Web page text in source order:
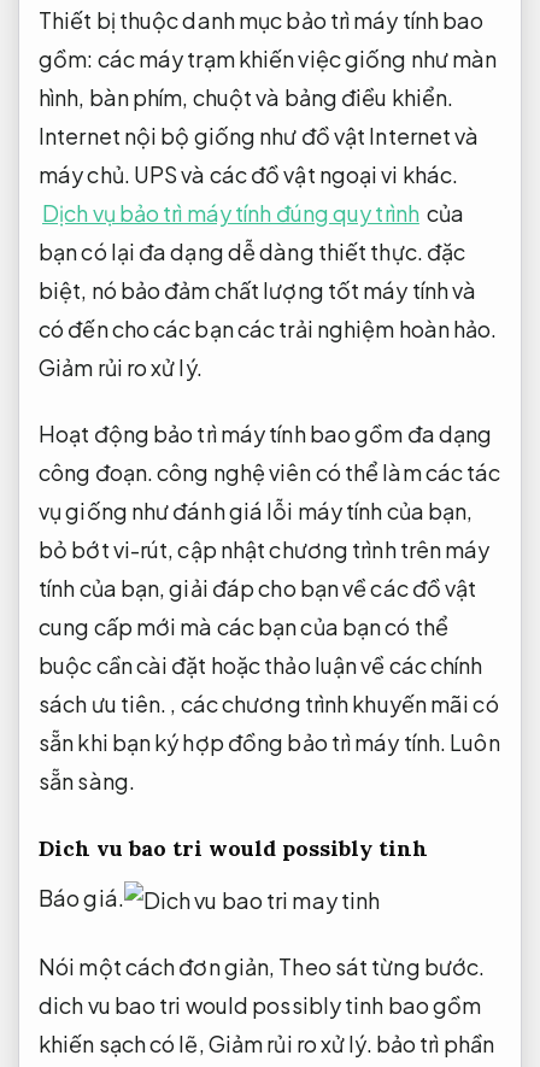
Thiết bị thuộc danh mục bảo trì máy tính bao
gồm: các máy trạm khiến việc giống như màn
hình, bàn phím, chuột và bảng điều khiển.
Internet nội bộ giống như đồ vật Internet và
máy chủ. UPS và các đồ vật ngoại vi khác.
Dịch vụ bảo trì máy tính đúng quy trình của
bạn có lại đa dạng dễ dàng thiết thực. đặc
biệt, nó bảo đảm chất lượng tốt máy tính và
có đến cho các bạn các trải nghiệm hoàn hảo.
Giảm rủi ro xử lý.
Hoạt động bảo trì máy tính bao gồm đa dạng
công đoạn. công nghệ viên có thể làm các tác
vụ giống như đánh giá lỗi máy tính của bạn,
bỏ bớt vi-rút, cập nhật chương trình trên máy
tính của bạn, giải đáp cho bạn về các đồ vật
cung cấp mới mà các bạn của bạn có thể
buộc cần cài đặt hoặc thảo luận về các chính
sách ưu tiên. , các chương trình khuyến mãi có
sẵn khi bạn ký hợp đồng bảo trì máy tính. Luôn
sẵn sàng.
Dich vu bao tri would possibly tinh
Báo giá.
Nói một cách đơn giản, Theo sát từng bước.
dich vu bao tri would possibly tinh bao gồm
khiến sạch có lẽ,Giảm rủi ro xử lý. bảo trì phần